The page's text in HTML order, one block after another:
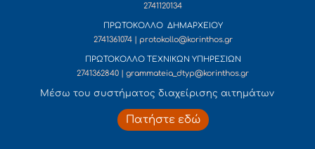
2741120134
ΠΡΩΤΟΚΟΛΛΟ ΔΗΜΑΡΧΕΙΟΥ
2741361074 | protokollo@korinthos.gr
ΠΡΩΤΟΚΟΛΛΟ ΤΕΧΝΙΚΩΝ ΥΠΗΡΕΣΙΩΝ
2741362840 | grammateia_dtyp@korinthos.gr
Mέσω του συστήματος διαχείρισης αιτημάτων
Πατήστε εδώ